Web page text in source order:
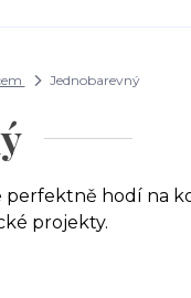
Jednobarevný
perfektně hodí na
projekty.